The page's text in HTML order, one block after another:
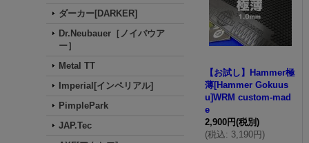
ダーカー[DARKER]
Dr.Neubauer［ノイバウア
ー］
Metal TT
Imperial[インペリアル]
PimplePark
JAP.Tec
【お試し】Hammer極
薄[Hammer Gokuus
u]WRM custom-mad
e
2,900円(税別)
(税込: 3,190円)